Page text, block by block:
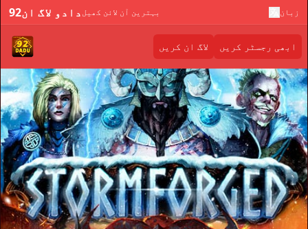
92دادو لاگ انبہترین آن لائن کھیل زبان
لاگ ان کریں ابھی رجسٹر کریں